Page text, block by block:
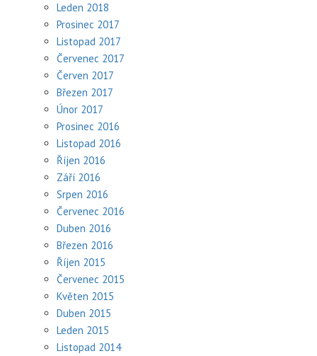
Leden 2018
Prosinec 2017
Listopad 2017
Červenec 2017
Červen 2017
Březen 2017
Únor 2017
Prosinec 2016
Listopad 2016
Říjen 2016
Září 2016
Srpen 2016
Červenec 2016
Duben 2016
Březen 2016
Říjen 2015
Červenec 2015
Květen 2015
Duben 2015
Leden 2015
Listopad 2014